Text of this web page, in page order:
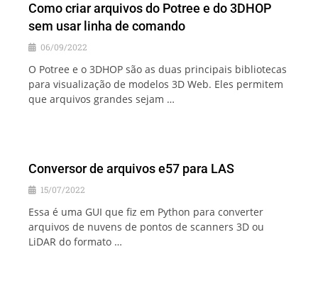
Como criar arquivos do Potree e do 3DHOP
sem usar linha de comando
06/09/2022
O Potree e o 3DHOP são as duas principais bibliotecas
para visualização de modelos 3D Web. Eles permitem
que arquivos grandes sejam …
Conversor de arquivos e57 para LAS
15/07/2022
Essa é uma GUI que fiz em Python para converter
arquivos de nuvens de pontos de scanners 3D ou
LiDAR do formato …